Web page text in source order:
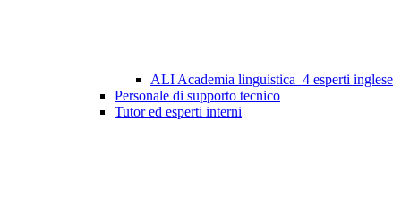
ALI Academia linguistica_4 esperti inglese
Personale di supporto tecnico
Tutor ed esperti interni